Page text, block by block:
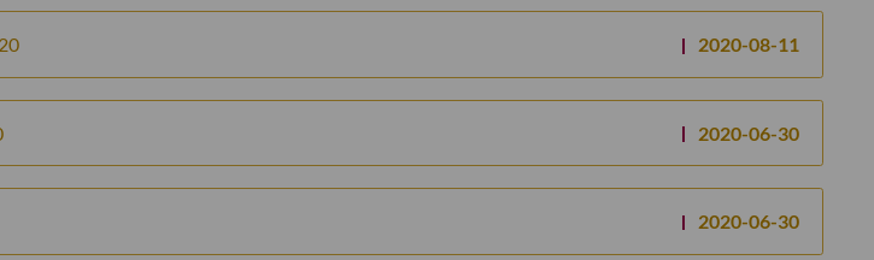
2020-08-11
2020-06-30
2020-06-30